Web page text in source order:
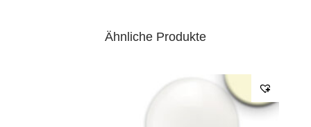
Ähnliche Produkte